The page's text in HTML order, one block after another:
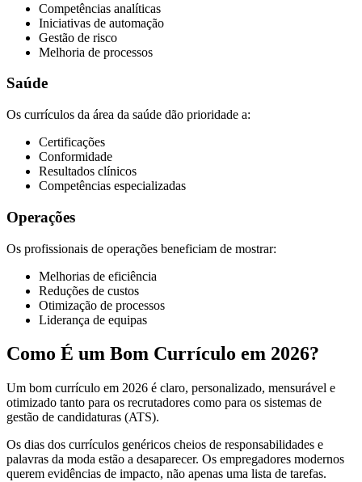
Competências analíticas
Iniciativas de automação
Gestão de risco
Melhoria de processos
Saúde
Os currículos da área da saúde dão prioridade a:
Certificações
Conformidade
Resultados clínicos
Competências especializadas
Operações
Os profissionais de operações beneficiam de mostrar:
Melhorias de eficiência
Reduções de custos
Otimização de processos
Liderança de equipas
Como É um Bom Currículo em 2026?
Um bom currículo em 2026 é claro, personalizado, mensurável e
otimizado tanto para os recrutadores como para os sistemas de
gestão de candidaturas (ATS).
Os dias dos currículos genéricos cheios de responsabilidades e
palavras da moda estão a desaparecer. Os empregadores modernos
querem evidências de impacto, não apenas uma lista de tarefas.